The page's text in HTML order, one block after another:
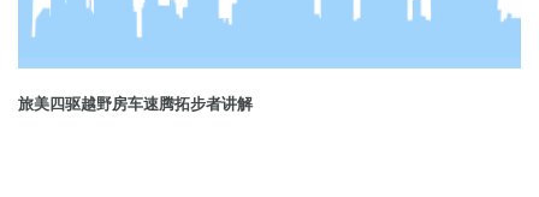
旅美四驱越野房车速腾拓步者讲解